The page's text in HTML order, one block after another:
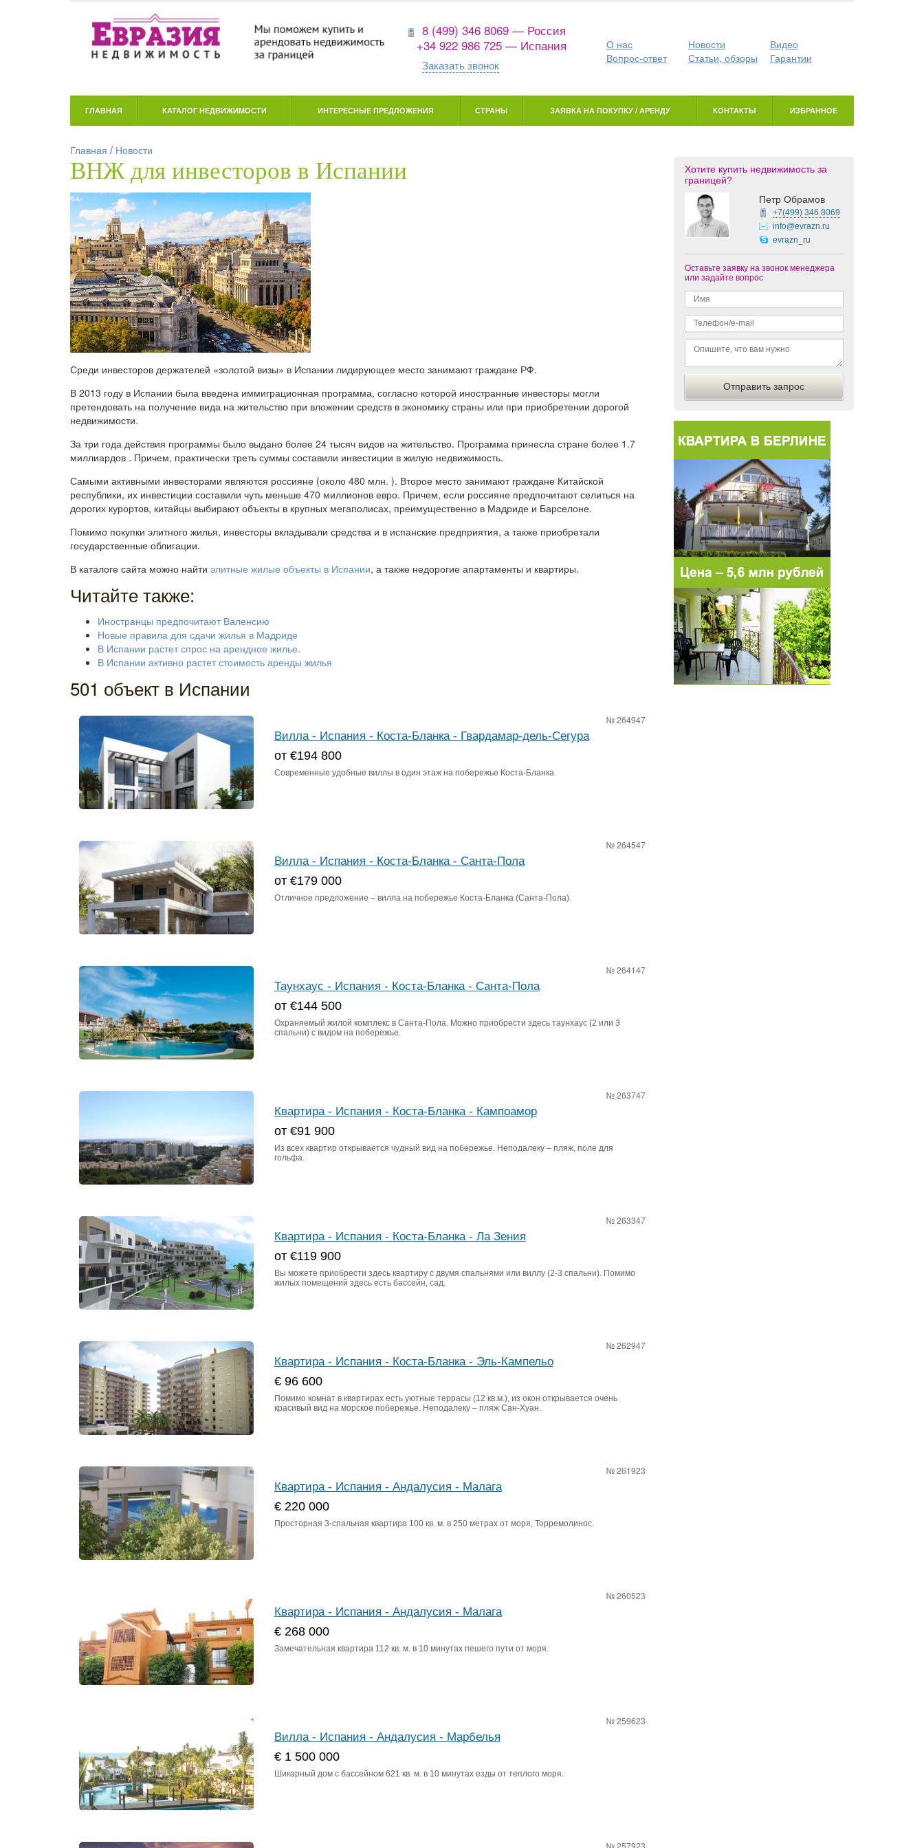
8 (499) 346 8069 — Россия
+34 922 986 725 — Испания
Заказать звонок
О нас Новости
Видео
Вопрос-ответ
Статьи, обзоры Гарантии
ГЛАВНАЯ КАТАЛОГ НЕДВИЖИМОСТИ ИНТЕРЕСНЫЕ ПРЕДЛОЖЕНИЯ СТРАНЫ ЗАЯВКА НА ПОКУПКУ / АРЕНДУ КОНТАКТЫ ИЗБРАННОЕ
Главная / Новости
ВНЖ для инвесторов в Испании
Среди инвесторов держателей «золотой визы» в Испании лидирующее место занимают граждане РФ.
В 2013 году в Испании была введена иммиграционная программа, согласно которой иностранные инвесторы могли
претендовать на получение вида на жительство при вложении средств в экономику страны или при приобретении дорогой
недвижимости.
За три года действия программы было выдано более 24 тысяч видов на жительство. Программа принесла стране более 1.7
миллиардов . Причем, практически треть суммы составили инвестиции в жилую недвижимость.
Самыми активными инвесторами являются россияне (около 480 млн. ). Второе место занимают граждане Китайской
республики, их инвестиции составили чуть меньше 470 миллионов евро. Причем, если россияне предпочитают селиться на
дорогих курортов, китайцы выбирают объекты в крупных мегаполисах, преимущественно в Мадриде и Барселоне.
Помимо покупки элитного жилья, инвесторы вкладывали средства и в испанские предприятия, а также приобретали
государственные облигации.
В каталоге сайта можно найти элитные жилые объекты в Испании, а также недорогие апартаменты и квартиры.
Читайте также:
Иностранцы предпочитают Валенсию
Новые правила для сдачи жилья в Мадриде
В Испании растет спрос на арендное жилье.
В Испании активно растет стоимость аренды жилья
501 объект в Испании
№ 264947
Вилла - Испания - Коста-Бланка - Гвардамар-дель-Сегура
от €194 800
Современные удобные виллы в один этаж на побережье Коста-Бланка.
№ 264547
Вилла - Испания - Коста-Бланка - Санта-Пола
от €179 000
Отличное предложение – вилла на побережье Коста-Бланка (Санта-Пола).
№ 264147
Таунхаус - Испания - Коста-Бланка - Санта-Пола
от €144 500
Охраняемый жилой комплекс в Санта-Пола. Можно приобрести здесь таунхаус (2 или 3
спальни) с видом на побережье.
№ 263747
Квартира - Испания - Коста-Бланка - Кампоамор
от €91 900
Из всех квартир открывается чудный вид на побережье. Неподалеку – пляж, поле для
гольфа.
№ 263347
Квартира - Испания - Коста-Бланка - Ла Зения
от €119 900
Вы можете приобрести здесь квартиру с двумя спальнями или виллу (2-3 спальни). Помимо
жилых помещений здесь есть бассейн, сад.
№ 262947
Квартира - Испания - Коста-Бланка - Эль-Кампельо
€ 96 600
Помимо комнат в квартирах есть уютные террасы (12 кв.м.), из окон открывается очень
красивый вид на морское побережье. Неподалеку – пляж Сан-Хуан.
№ 261923
Квартира - Испания - Андалусия - Малага
€ 220 000
Просторная 3-спальная квартира 100 кв. м. в 250 метрах от моря, Торремолинос.
№ 260523
Квартира - Испания - Андалусия - Малага
€ 268 000
Замечательная квартира 112 кв. м. в 10 минутах пешего пути от моря.
№ 259623
Вилла - Испания - Андалусия - Марбелья
€ 1 500 000
Шикарный дом с бассейном 621 кв. м. в 10 минутах езды от теплого моря.
№ 257923
Хотите купить недвижимость за
границей?
Петр Обрамов
+7(499)346 8069
info@evrazn.ru
evrazn_ru
Оставьте заявку на звонок менеджера
или задайте вопрос